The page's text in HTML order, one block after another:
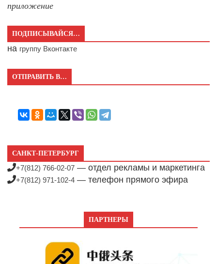
приложение
ПОДПИСЫВАЙСЯ…
на группу Вконтакте
ОТПРАВИТЬ В…
САНКТ-ПЕТЕРБУРГ
+7(812) 766-02-07 — отдел рекламы и маркетинга
+7(812) 971-102-4 — телефон прямого эфира
ПАРТНЕРЫ